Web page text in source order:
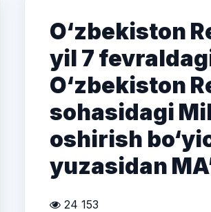
O‘zbekiston
yil 7
O‘zbekiston
sohasidagi
oshirish
yuzasidan
24 153